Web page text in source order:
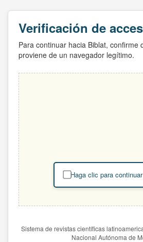
Verificación de
Para continuar hacia Biblat, confirme
proviene de un navegador legítimo.
Haga clic para continuar
Sistema de revistas científicas
Nacional Autónoma de